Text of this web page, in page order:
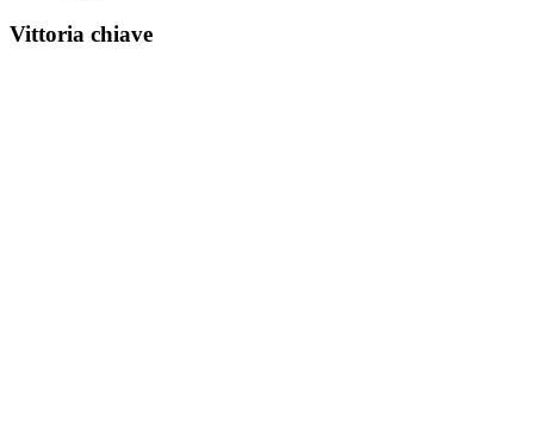
Vittoria chiave